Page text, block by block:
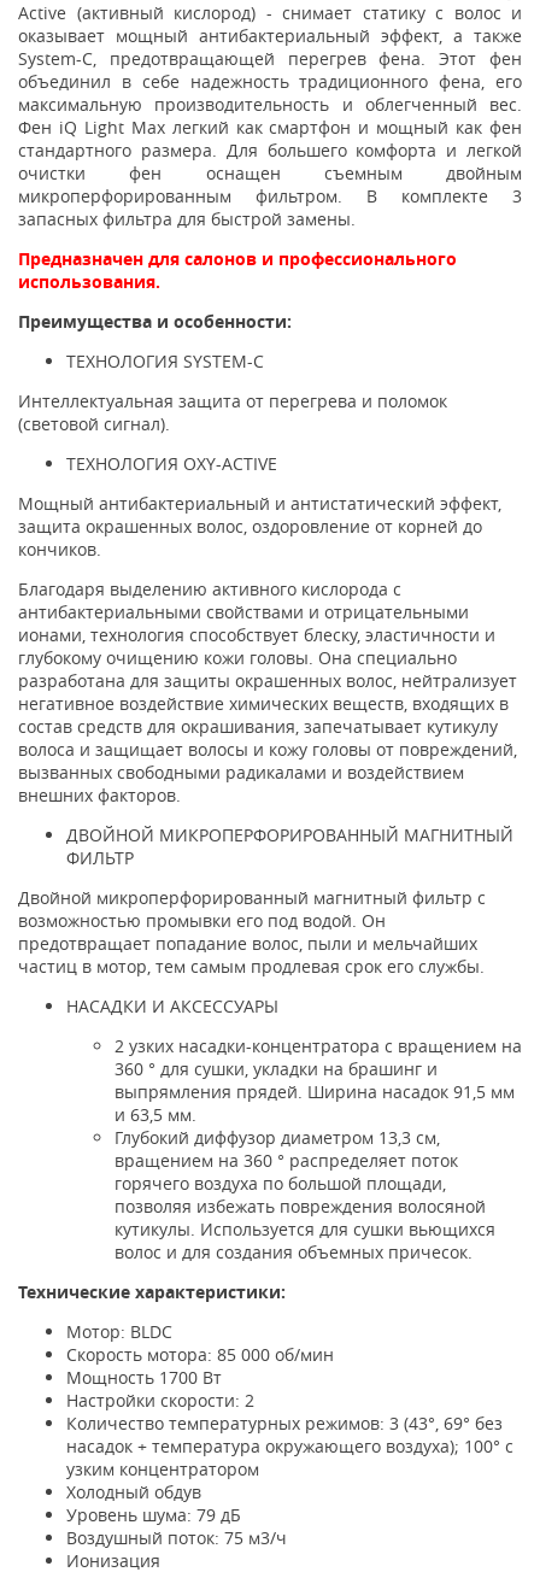
Active (активный кислород) - снимает статику с волос и
оказывает мощный антибактериальный эффект, а также
System-C, предотвращающей перегрев фена. Этот фен
объединил в себе надежность традиционного фена, его
максимальную производительность и облегченный вес.
Фен iQ Light Max легкий как смартфон и мощный как фен
стандартного размера. Для большего комфорта и легкой
очистки фен оснащен съемным двойным
микроперфорированным фильтром. В комплекте 3
запасных фильтра для быстрой замены.
Предназначен для салонов и профессионального
использования.
Преимущества и особенности:
ТЕХНОЛОГИЯ SYSTEM-C
Интеллектуальная защита от перегрева и поломок
(световой сигнал).
ТЕХНОЛОГИЯ OXY-ACTIVE
Мощный антибактериальный и антистатический эффект,
защита окрашенных волос, оздоровление от корней до
кончиков.
Благодаря выделению активного кислорода с
антибактериальными свойствами и отрицательными
ионами, технология способствует блеску, эластичности и
глубокому очищению кожи головы. Она специально
разработана для защиты окрашенных волос, нейтрализует
негативное воздействие химических веществ, входящих в
состав средств для окрашивания, запечатывает кутикулу
волоса и защищает волосы и кожу головы от повреждений,
вызванных свободными радикалами и воздействием
внешних факторов.
ДВОЙНОЙ МИКРОПЕРФОРИРОВАННЫЙ МАГНИТНЫЙ
ФИЛЬТР
Двойной микроперфорированный магнитный фильтр с
возможностью промывки его под водой. Он
предотвращает попадание волос, пыли и мельчайших
частиц в мотор, тем самым продлевая срок его службы.
НАСАДКИ И АКСЕССУАРЫ
2 узких насадки-концентратора с вращением на
360 ° для сушки, укладки на брашинг и
выпрямления прядей. Ширина насадок 91,5 мм
и 63,5 мм.
Глубокий диффузор диаметром 13,3 см,
вращением на 360 ° распределяет поток
горячего воздуха по большой площади,
позволяя избежать повреждения волосяной
кутикулы. Используется для сушки вьющихся
волос и для создания объемных причесок.
Технические характеристики:
Мотор: BLDC
Скорость мотора: 85 000 об/мин
Мощность 1700 Вт
Настройки скорости: 2
Количество температурных режимов: 3 (43°, 69° без
насадок + температура окружающего воздуха); 100° с
узким концентратором
Холодный обдув
Уровень шума: 79 дБ
Воздушный поток: 75 м3/ч
Ионизация